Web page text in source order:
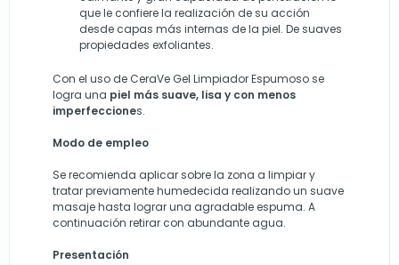
que le confiere la realización de su acción
desde capas más internas de la piel. De suaves
propiedades exfoliantes.
Con el uso de CeraVe Gel Limpiador Espumoso se
logra una piel más suave, lisa y con menos
imperfecciones.
Modo de empleo
Se recomienda aplicar sobre la zona a limpiar y
tratar previamente humedecida realizando un suave
masaje hasta lograr una agradable espuma. A
continuación retirar con abundante agua.
Presentación